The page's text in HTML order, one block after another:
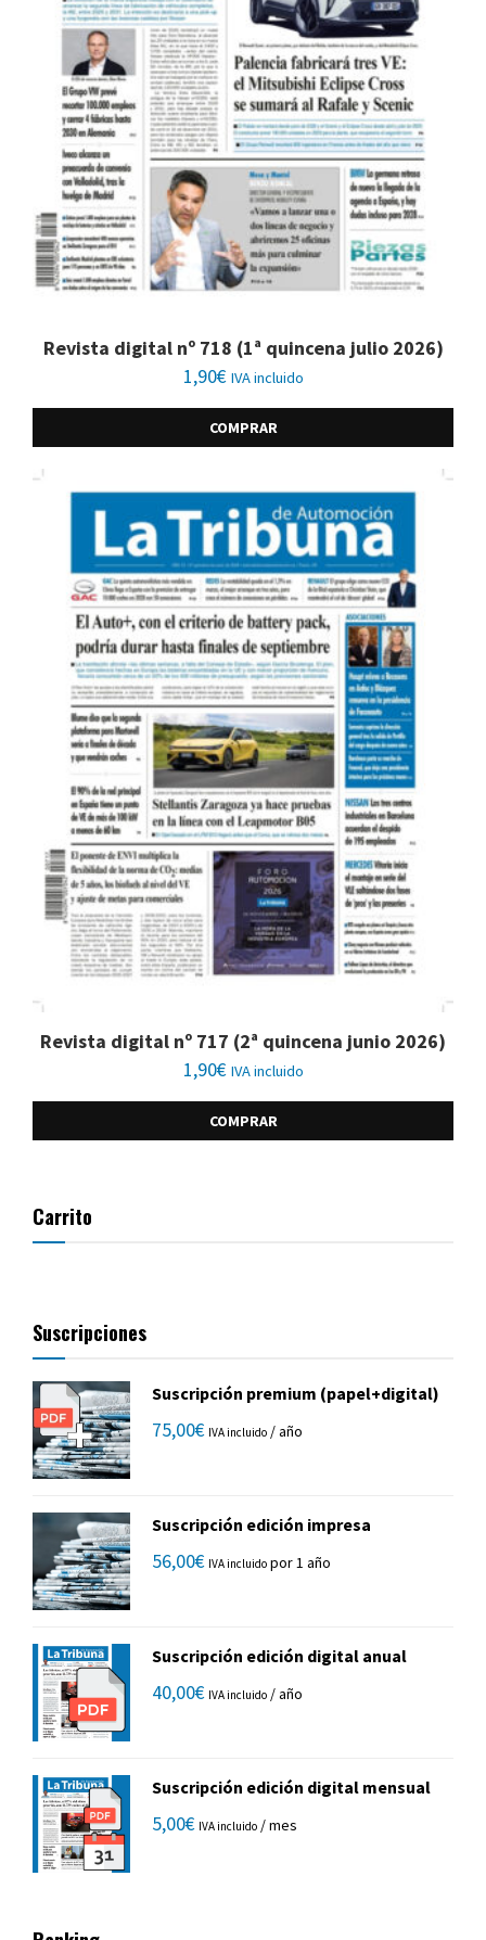
Revista digital nº 718 (1ª quincena julio 2026)
1,90€ IVA incluido
COMPRAR
Revista digital nº 717 (2ª quincena junio 2026)
1,90€ IVA incluido
COMPRAR
Carrito
Suscripciones
Suscripción premium (papel+digital)
75,00€ IVA incluido / año
Suscripción edición impresa
56,00€ IVA incluido por 1 año
Suscripción edición digital anual
40,00€ IVA incluido / año
Suscripción edición digital mensual
5,00€ IVA incluido / mes